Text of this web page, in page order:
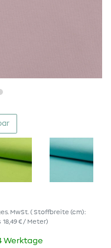
MwSt. ( Stoffbreite (cm):
18,49 € / Meter)
Werktage